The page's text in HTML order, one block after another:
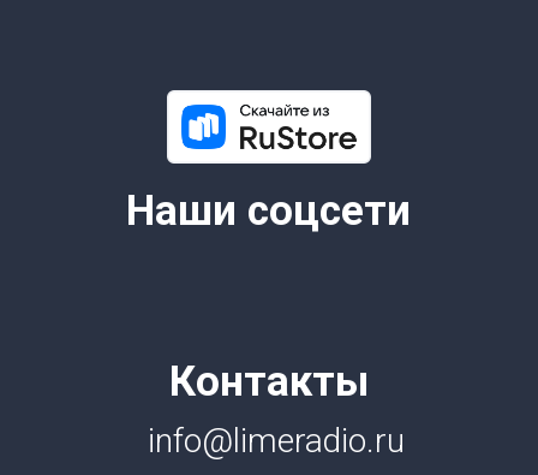
Информационные услуги оказывает физическое лицо
зарегистрированное в качестве налогоплательщика НПД
Камочкин Павел Александрович ИНН 591114273004
Информация для правообладателей